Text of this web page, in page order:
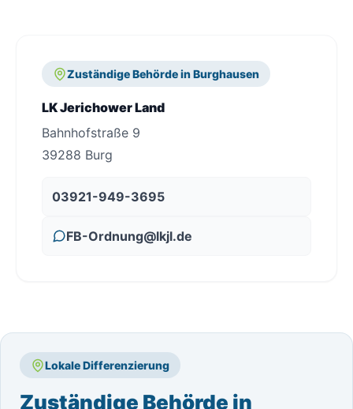
Zuständige Behörde in Burghausen
LK Jerichower Land
Bahnhofstraße 9
39288 Burg
03921-949-3695
FB-Ordnung@lkjl.de
Lokale Differenzierung
Zuständige Behörde in